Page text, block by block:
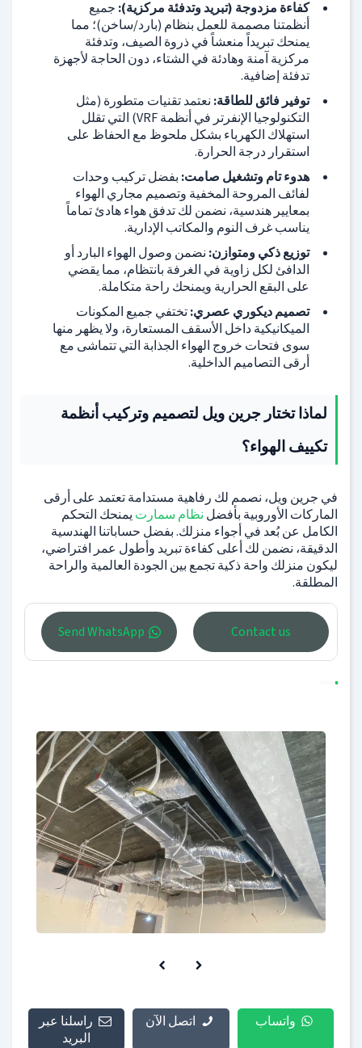
كفاءة مزدوجة (تبريد وتدفئة مركزية):جميع
أنظمتنا مصممة للعمل بنظام (بارد/ساخن)؛ مما
يمنحك تبريداً منعشاً في ذروة الصيف، وتدفئة
مركزية آمنة وهادئة في الشتاء، دون الحاجة لأجهزة
تدفئة إضافية.
توفير فائق للطاقة:نعتمد تقنيات متطورة (مثل
التكنولوجيا الإنفرتر في أنظمة VRF) التي تقلل
استهلاك الكهرباء بشكل ملحوظ مع الحفاظ على
استقرار درجة الحرارة.
هدوء تام وتشغيل صامت:بفضل تركيب وحدات
لفائف المروحة المخفية وتصميم مجاري الهواء
بمعايير هندسية، نضمن لك تدفق هواء هادئ تماماً
يناسب غرف النوم والمكاتب الإدارية.
توزيع ذكي ومتوازن:نضمن وصول الهواء البارد أو
الدافئ لكل زاوية في الغرفة بانتظام، مما يقضي
على البقع الحرارية ويمنحك راحة متكاملة.
تصميم ديكوري عصري:تختفي جميع المكونات
الميكانيكية داخل الأسقف المستعارة، ولا يظهر منها
سوى فتحات خروج الهواء الجذابة التي تتماشى مع
أرقى التصاميم الداخلية.
لماذا تختار جرين ويل لتصميم وتركيب أنظمة
تكييف الهواء؟
في جرين ويل، نصمم لك رفاهية مستدامة تعتمد على أرقى
الماركات الأوروبية بأفضلنظام سمارت يمنحك التحكم
الكامل عن بُعد في أجواء منزلك. بفضل حساباتنا الهندسية
الدقيقة، نضمن لك أعلى كفاءة تبريد وأطول عمر افتراضي،
ليكون منزلك واحة ذكية تجمع بين الجودة العالمية والراحة
المطلقة.
Contact us
Send WhatsApp
واتساب اتصل الآن
راسلنا عبر
البريد